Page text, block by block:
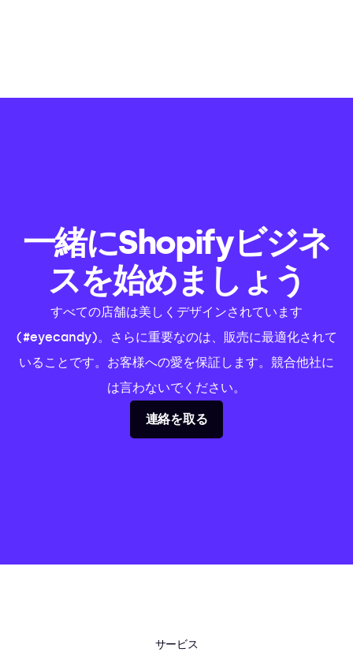
一緒にShopifyビジネ
スを始めましょう
すべての店舗は美しくデザインされています
(#eyecandy)。さらに重要なのは、販売に最適化されて
いることです。お客様への愛を保証します。競合他社に
は言わないでください。
連絡を取る
サービス